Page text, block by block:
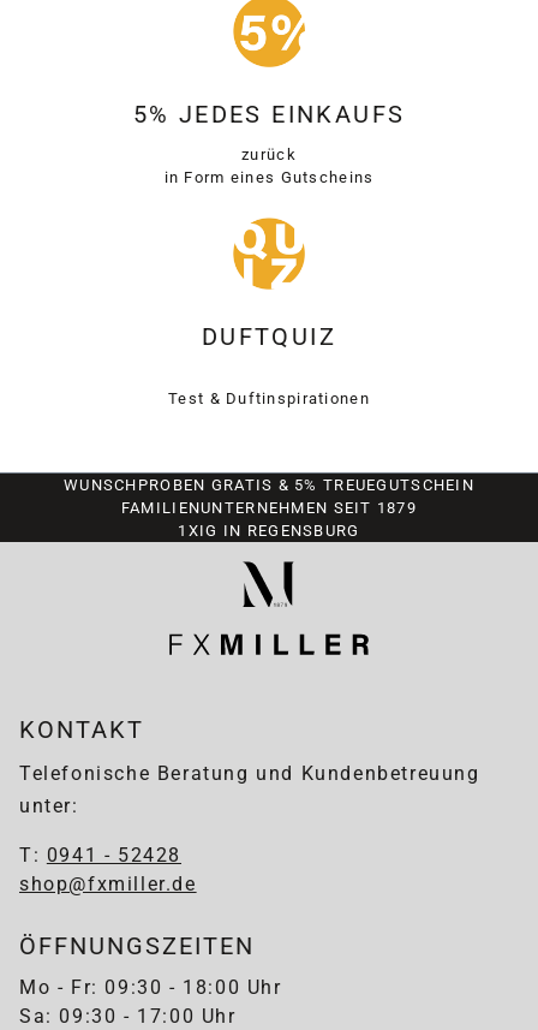
5% JEDES EINKAUFS
zurück
in Form eines Gutscheins
DUFTQUIZ
Test & Duftinspirationen
WUNSCHPROBEN GRATIS & 5% TREUEGUTSCHEIN
FAMILIENUNTERNEHMEN SEIT 1879
1XIG IN REGENSBURG
KONTAKT
Telefonische Beratung und Kundenbetreuung
unter:
T: 0941 - 52428
shop@fxmiller.de
ÖFFNUNGSZEITEN
Mo - Fr: 09:30 - 18:00 Uhr
Sa: 09:30 - 17:00 Uhr